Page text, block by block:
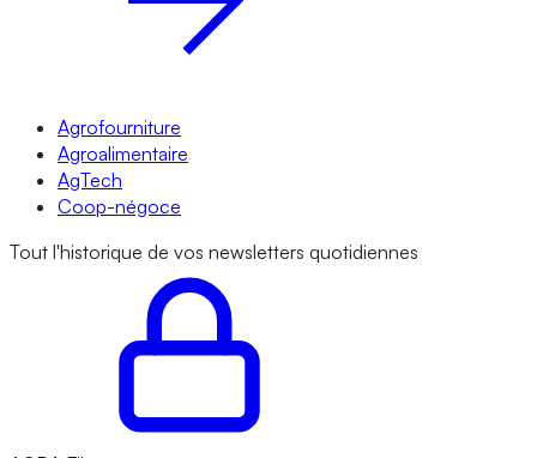
Agrofourniture
Agroalimentaire
AgTech
Coop-négoce
Tout l'historique de vos newsletters quotidiennes